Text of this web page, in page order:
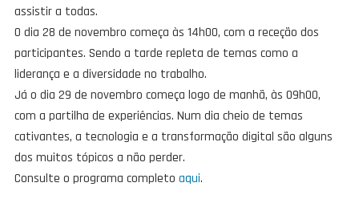
assistir a todas.
O dia 28 de novembro começa às 14h00, com a receção dos
participantes. Sendo a tarde repleta de temas como a
liderança e a diversidade no trabalho.
Já o dia 29 de novembro começa logo de manhã, às 09h00,
com a partilha de experiências. Num dia cheio de temas
cativantes, a tecnologia e a transformação digital são alguns
dos muitos tópicos a não perder.
Consulte o programa completo aqui.